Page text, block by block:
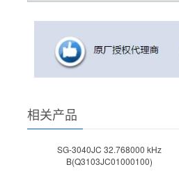
相关产品
SG-3040JC 32.768000 kHz
B(Q3103JC01000100)